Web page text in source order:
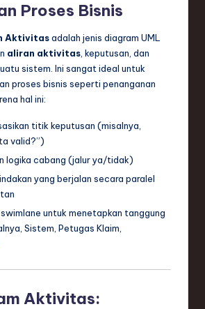
Proses Bisnis
Aktivitasadalah jenis diagram UML
aliran aktivitas , keputusan, dan
sistem. Ini sangat ideal untuk
proses bisnis seperti penanganan
hal ini:
titik keputusan (misalnya,
valid?”)
logika cabang (jalur ya/tidak)
yang berjalan secara paralel
untuk menetapkan tanggung
Sistem, Petugas Klaim,
Aktivitas: